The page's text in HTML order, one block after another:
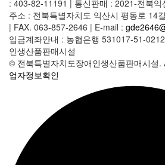
: 403-82-11191 | 통신판매 : 2021-전북익
주소 : 전북특별자치도 익산시 평동로 14
| FAX. 063-857-2646 | E-mail :
입금계좌안내 : 농협은행 531017-51-
인생산품판매시설
© 전북특별자치도장애인생산품판매시설.
업자정보확인